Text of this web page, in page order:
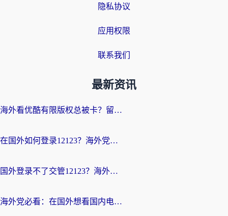
隐私协议
应用权限
联系我们
最新资讯
海外看优酷有限版权总被卡？留学生亲测有效的回国加速器选择指南
在国外如何登录12123？海外党必备的回国加速实用指南
国外登录不了交管12123？海外华人亲测有效的回国加速器选择指南
海外党必看：在国外想看国内电视剧用什么软件？3步解决地域限制